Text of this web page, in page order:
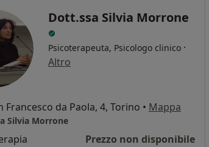
Dott.ssa Silvia Morrone
Psicoterapeuta, Psicologo clinico ·
Altro
Francesco da Paola, 4, Torino • Mappa
Silvia Morrone
Prezzo non disponibile